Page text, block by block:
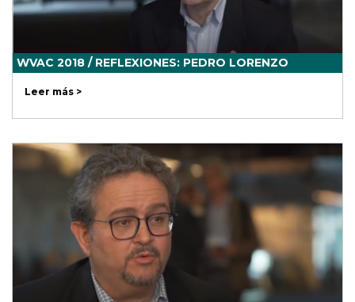
WVAC 2018 / REFLEXIONES: PEDRO LORENZO
Leer más >